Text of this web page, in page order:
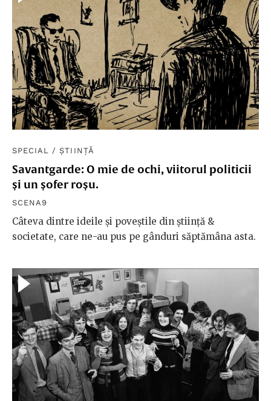
SPECIAL /ȘTIINȚĂ
Savantgarde: O mie de ochi, viitorul politicii
și un șofer roșu.
SCENA9
Câteva dintre ideile și poveștile din știință &
societate, care ne-au pus pe gânduri săptămâna asta.